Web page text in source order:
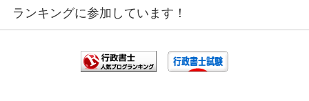
ランキングに参加しています！